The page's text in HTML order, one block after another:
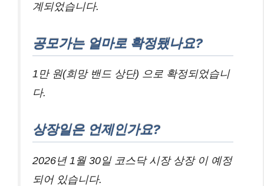
계되었습니다.
공모가는 얼마로 확정됐나요?
1만 원(희망 밴드 상단) 으로 확정되었습니
다.
상장일은 언제인가요?
2026년 1월 30일 코스닥 시장 상장 이 예정
되어 있습니다.